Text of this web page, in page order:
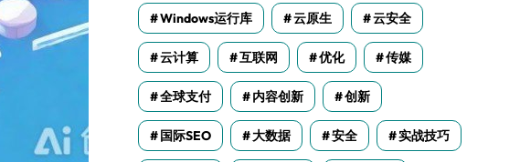
Windows运行库 云原生 云安全
云计算 互联网 优化 传媒
全球支付 内容创新 创新
国际SEO 大数据 安全 实战技巧